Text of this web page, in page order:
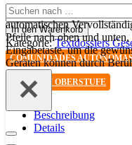
Suchen
nach …
automatischen
Pfeile nach oben und
Eingabetaste, um die
Geräten können durch
Navigationsmenü
¿Quo
vadis,
Catalunya?
(Lehrerhandreichung)
Menge
In den Warenkorb
Kategorie:Textdossiers
COMUNIDADES
SPANISCH OBERSTUFE
Beschreibung
Details